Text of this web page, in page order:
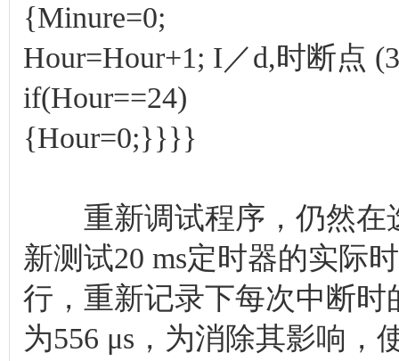
{Minure=0;
Hour=Hour+1; I／d,时断点
if(Hour==24)
{Hour=0;}}}}
重新调试程序，仍然在
新测试20 ms定时器的实际
行，重新记录下每次中断
为556 μs，为消除其影响，